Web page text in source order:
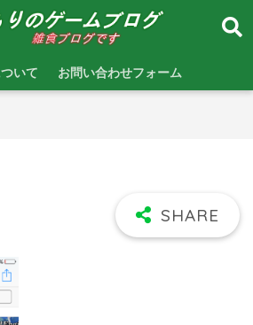
いて お問い合わせフォーム